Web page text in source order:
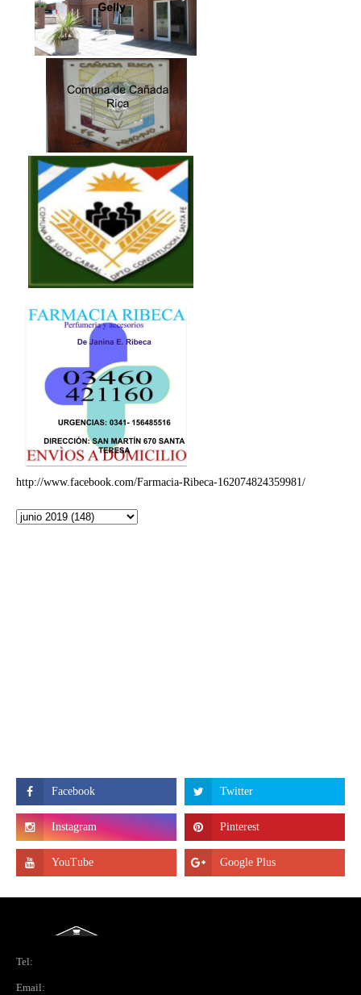
http://www.facebook.com/Farmacia-Ribeca-162074824359981/
Tel:
Email: